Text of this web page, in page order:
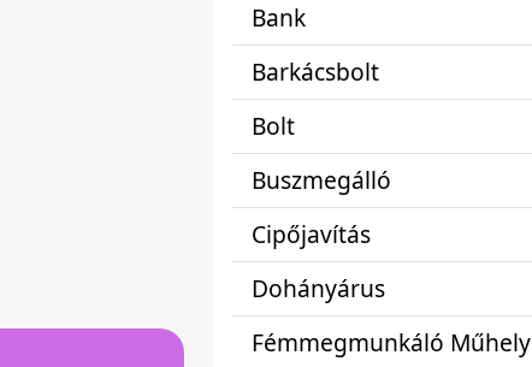
Bank
Barkácsbolt
Bolt
Buszmegálló
Cipőjavítás
Dohányárus
Fémmegmunkáló Műhely